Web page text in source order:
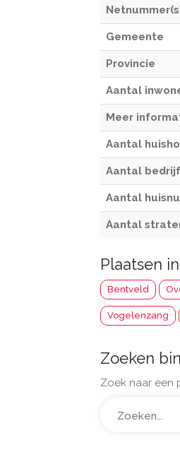
Gemeente
Provincie
Aantal
Meer
Aantal
Aantal
Aantal
Aantal
Plaatsen
Bentveld
Vogelenzang
Zoeken
Zoek naar een